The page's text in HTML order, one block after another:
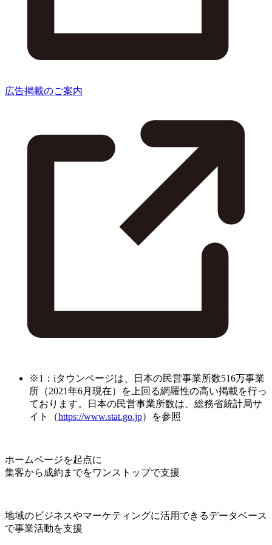
広告掲載のご案内
※1：iタウンページは、日本の民営事業所数516万事業
所（2021年6月現在）を上回る網羅性の高い掲載を行っ
ております。日本の民営事業所数は、総務省統計局サ
イト（https://www.stat.go.jp）を参照
ホームページを起点に
集客から成約までをワンストップで支援
地域のビジネスやマーケティングに活用できるデータベース
で事業活動を支援